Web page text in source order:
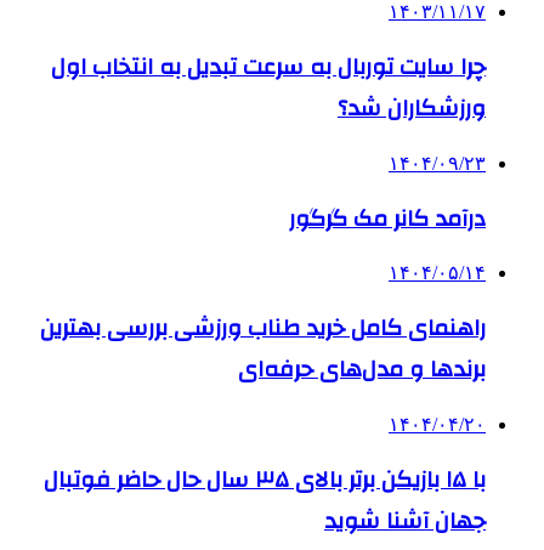
۱۴۰۳/۱۱/۱۷
چرا سایت توربال به ‌سرعت تبدیل به انتخاب اول
ورزشکاران شد؟
۱۴۰۴/۰۹/۲۳
درآمد کانر مک گرگور
۱۴۰۴/۰۵/۱۴
راهنمای کامل خرید طناب ورزشی بررسی بهترین
برندها و مدل‌های حرفه‌ای
۱۴۰۴/۰۴/۲۰
با ۱۵ بازیکن برتر بالای ۳۵ سال حال حاضر فوتبال
جهان آشنا شوید